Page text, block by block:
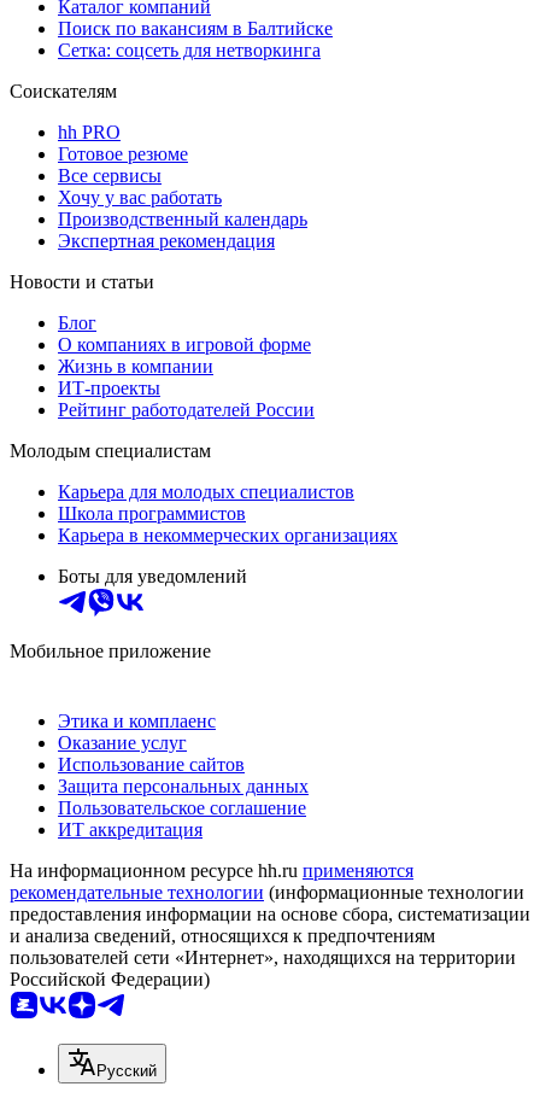
Каталог компаний
Поиск по вакансиям в Балтийске
Сетка: соцсеть для нетворкинга
Соискателям
hh PRO
Готовое резюме
Все сервисы
Хочу у вас работать
Производственный календарь
Экспертная рекомендация
Новости и статьи
Блог
О компаниях в игровой форме
Жизнь в компании
ИТ-проекты
Рейтинг работодателей России
Молодым специалистам
Карьера для молодых специалистов
Школа программистов
Карьера в некоммерческих организациях
Боты для уведомлений
Мобильное приложение
Этика и комплаенс
Оказание услуг
Использование сайтов
Защита персональных данных
Пользовательское соглашение
ИТ аккредитация
На информационном ресурсе hh.ru применяются
рекомендательные технологии (информационные технологии
предоставления информации на основе сбора, систематизации
и анализа сведений, относящихся к предпочтениям
пользователей сети «Интернет», находящихся на территории
Российской Федерации)
Русский